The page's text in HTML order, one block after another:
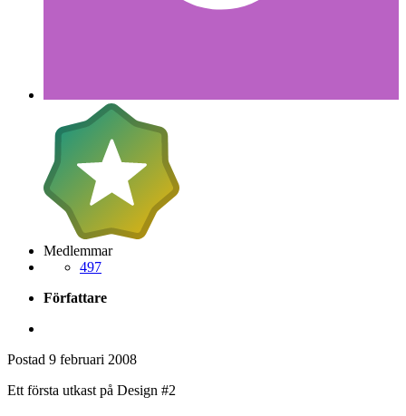
Medlemmar
497
Författare
Postad 9 februari 2008
Ett första utkast på Design #2